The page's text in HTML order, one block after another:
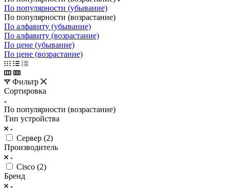
По популярности (убывание)
По популярности (возрастание)
По алфавиту (убывание)
По алфавиту (возрастание)
По цене (убывание)
По цене (возрастание)
Фильтр
Сортировка
По популярности (возрастание)
Тип устройства
Сервер (2)
Производитель
Cisco (2)
Бренд